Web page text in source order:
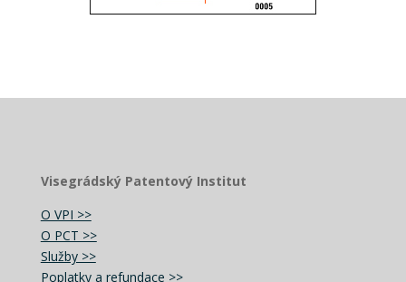
Visegrádský Patentový Institut
O VPI >>
O PCT >>
Služby >>
Poplatky a refundace >>